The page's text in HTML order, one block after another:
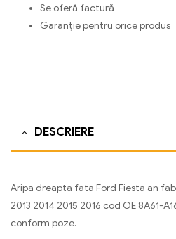
Se oferă factură
Garanție pentru orice produs
DESCRIERE
Aripa dreapta fata Ford Fiesta an
2013 2014 2015 2016 cod OE 8A61-
conform poze.